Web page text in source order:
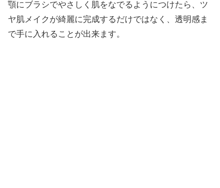
顎にブラシでやさしく肌をなでるようにつけたら、ツ
ヤ肌メイクが綺麗に完成するだけではなく、透明感ま
で手に入れることが出来ます。